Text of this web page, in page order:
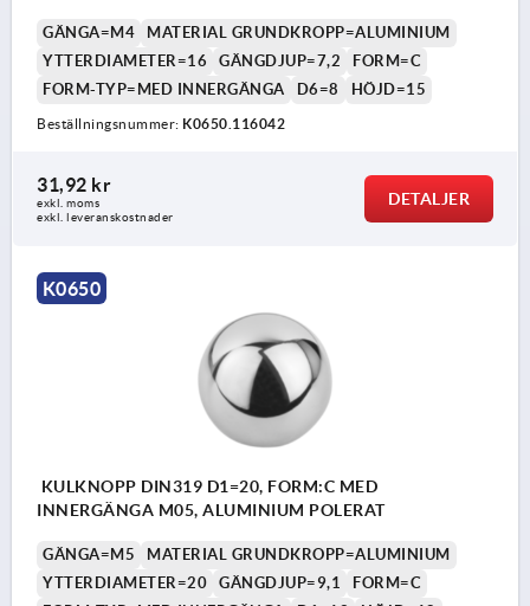
GÄNGA=M4
MATERIAL GRUNDKROPP=ALUMINIUM
YTTERDIAMETER=16
GÄNGDJUP=7,2
FORM=C
FORM-TYP=MED INNERGÄNGA
D6=8 HÖJD=15
Beställningsnummer: K0650.116042
31,92 kr
exkl. moms
exkl. leveranskostnader
DETALJER
K0650
KULKNOPP DIN319 D1=20, FORM:C MED
INNERGÄNGA M05, ALUMINIUM POLERAT
GÄNGA=M5
MATERIAL GRUNDKROPP=ALUMINIUM
YTTERDIAMETER=20
GÄNGDJUP=9,1
FORM=C